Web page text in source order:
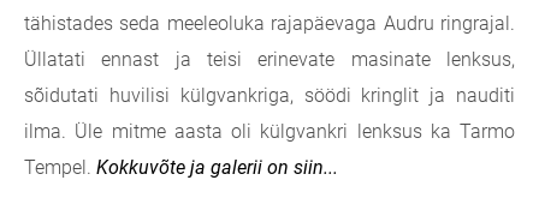
tähistades seda meeleoluka rajapäevaga Audru ringrajal.
Üllatati ennast ja teisi erinevate masinate lenksus,
sõidutati huvilisi külgvankriga, söödi kringlit ja nauditi
ilma. Üle mitme aasta oli külgvankri lenksus ka Tarmo
Tempel. Kokkuvõte ja galerii on siin...